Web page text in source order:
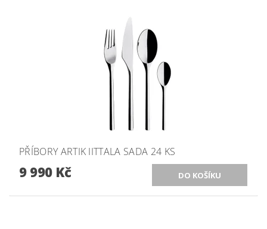
PŘÍBORY ARTIK IITTALA SADA 24 KS
9 990 Kč